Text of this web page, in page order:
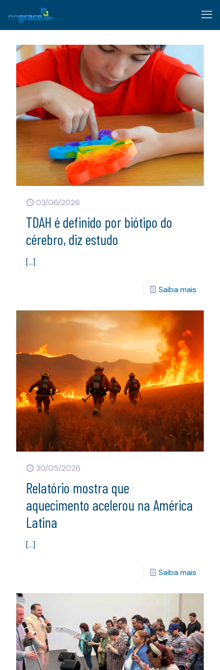
03/06/2026
TDAH é definido por biótipo do
cérebro, diz estudo
[…]
Saiba mais
30/05/2026
Relatório mostra que
aquecimento acelerou na América
Latina
[…]
Saiba mais